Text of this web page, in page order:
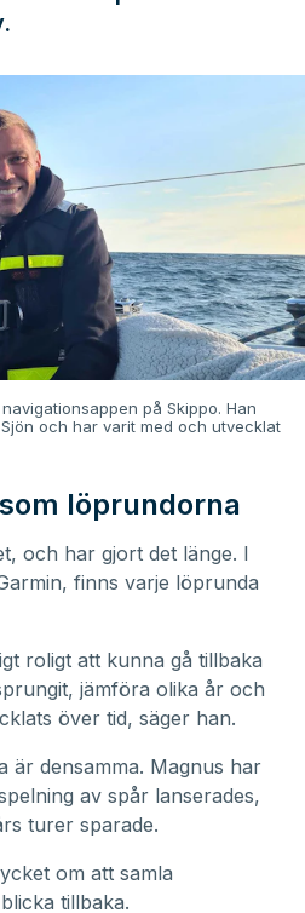
på Skippo. Han
och har varit med och utvecklat
löprundorna
och har gjort det länge. I
finns varje löprunda
roligt att kunna gå tillbaka
jämföra olika år och
över tid, säger han.
är densamma. Magnus har
av spår lanserades,
turer sparade.
om att samla
tillbaka.